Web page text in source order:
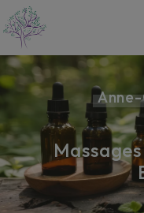
Panneau de gestion des